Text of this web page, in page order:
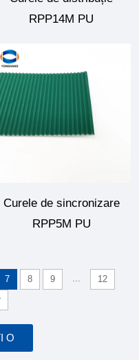
RPP14M PU
Curele de sincronizare
RPP5M PU
7 8 9 ...
12
O